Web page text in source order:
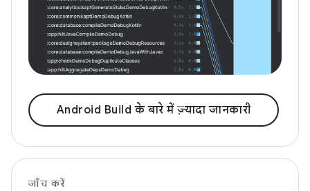
Android Build के बारे में ज़्यादा जानकारी
जाँच करें